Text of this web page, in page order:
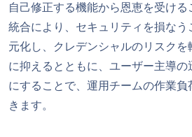
自己修正する機能から恩恵を受け
統合により、セキュリティを損なう
元化し、クレデンシャルのリスク
に抑えるとともに、ユーザー主導
にすることで、運用チームの作業
きます。